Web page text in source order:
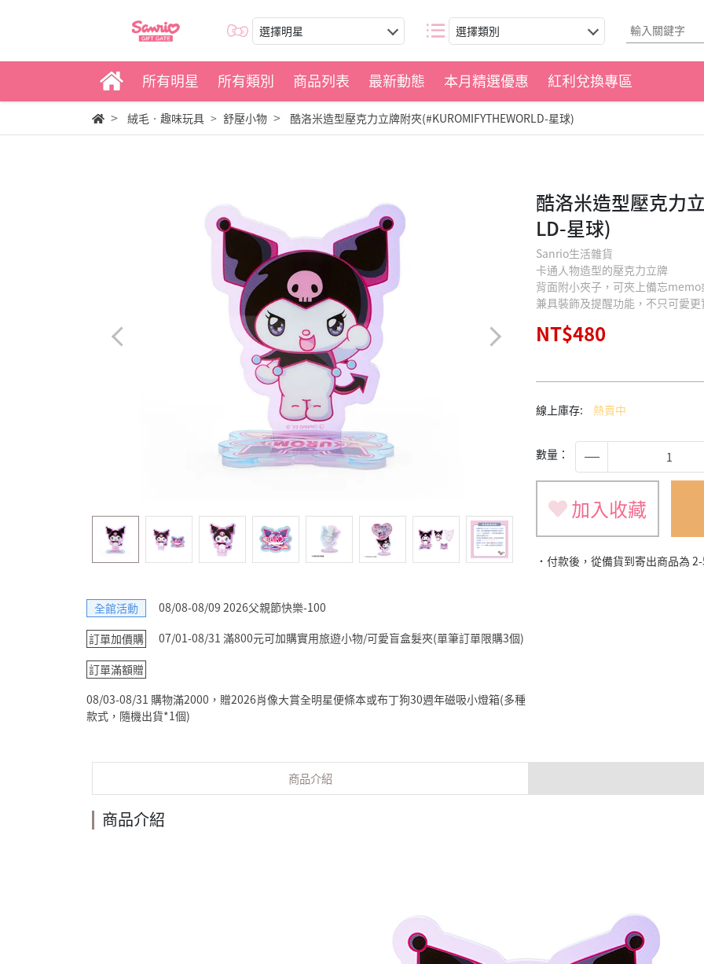
選擇明星 選擇類別
所有明星 所有類別 商品列表 最新動態 本月精選優惠 紅利兌換專區
絨毛‧趣味玩具 舒壓小物 酷洛米造型壓克力立牌附夾(#KUROMIFYTHEWORLD-星球)
酷洛米造型壓克力
LD-星球)
Sanrio生活雜貨
卡通人物造型的壓克力立牌
背面附小夾子，可夾上備忘
兼具裝飾及提醒功能，不只可愛更
NT$480
線上庫存: 熱賣中
數量：
加入收藏
˙付款後，從備貨到寄出商品為
全館活動
08/08-08/09 2026父親節快樂-100
訂單加價購
07/01-08/31 滿800元可加購實用旅遊小物/可愛盲盒髮夾(單筆訂單限購3個)
訂單滿額贈
08/03-08/31 購物滿2000，贈2026肖像大賞全明星便條本或布丁狗30週年磁吸小燈箱(多種
款式，隨機出貨*1個)
商品介紹
商品介紹